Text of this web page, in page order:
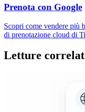
Prenota con Google
Scopri come vendere più
di prenotazione cloud di
Letture